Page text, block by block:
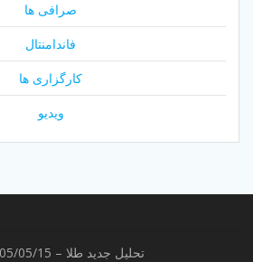
صرافی ها
فاندامنتال
کارگزاری ها
ویدیو
تحلیل جدید طلا – 1405/05/15